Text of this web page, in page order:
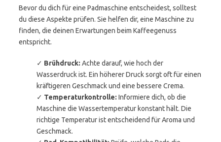
Bevor du dich für eine Padmaschine entscheidest, solltest
du diese Aspekte prüfen. Sie helfen dir, eine Maschine zu
finden, die deinen Erwartungen beim Kaffeegenuss
entspricht.
✓ Brühdruck: Achte darauf, wie hoch der
Wasserdruck ist. Ein höherer Druck sorgt oft für einen
kräftigeren Geschmack und eine bessere Crema.
✓ Temperaturkontrolle: Informiere dich, ob die
Maschine die Wassertemperatur konstant hält. Die
richtige Temperatur ist entscheidend für Aroma und
Geschmack.